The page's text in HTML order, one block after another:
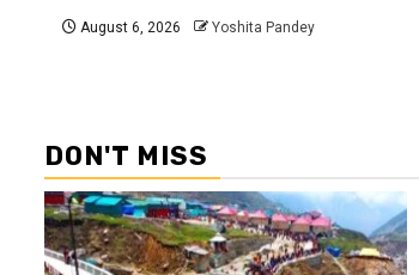
August 6, 2026 Yoshita Pandey
DON'T MISS